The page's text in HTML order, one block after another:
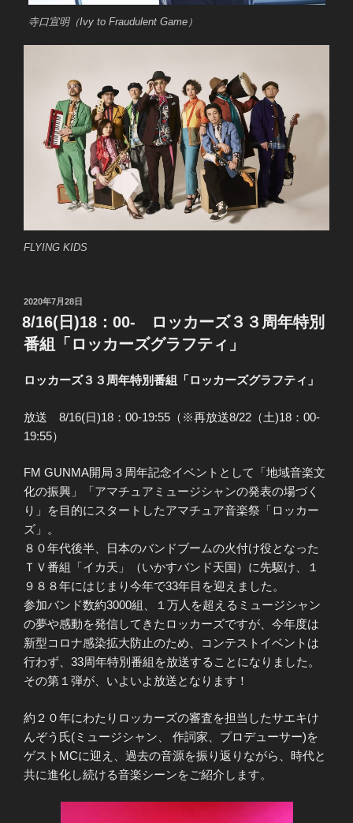
寺口宣明（Ivy to Fraudulent Game）
FLYING KIDS
投
稿
日:
2020年7月28日
8/16(日)18：00- ロッカーズ３３周年特別
番組「ロッカーズグラフティ」
ロッカーズ３３周年特別番組「ロッカーズグラフティ」
放送 8/16(日)18：00-19:55（※再放送8/22（土)18：00-
19:55）
FM GUNMA開局３周年記念イベントとして「地域音楽文
化の振興」「アマチュアミュージシャンの発表の場づく
り」を目的にスタートしたアマチュア音楽祭「ロッカー
ズ」。
８０年代後半、日本のバンドブームの火付け役となった
ＴＶ番組「イカ天」（いかすバンド天国）に先駆け、１
９８８年にはじまり今年で33年目を迎えました。
参加バンド数約3000組、１万人を超えるミュージシャン
の夢や感動を発信してきたロッカーズですが、今年度は
新型コロナ感染拡大防止のため、コンテストイベントは
行わず、33周年特別番組を放送することになりました。
その第１弾が、いよいよ放送となります！
約２０年にわたりロッカーズの審査を担当したサエキけ
んぞう氏(ミュージシャン、 作詞家、プロデューサー)を
ゲストMCに迎え、過去の音源を振り返りながら、時代と
共に進化し続ける音楽シーンをご紹介します。